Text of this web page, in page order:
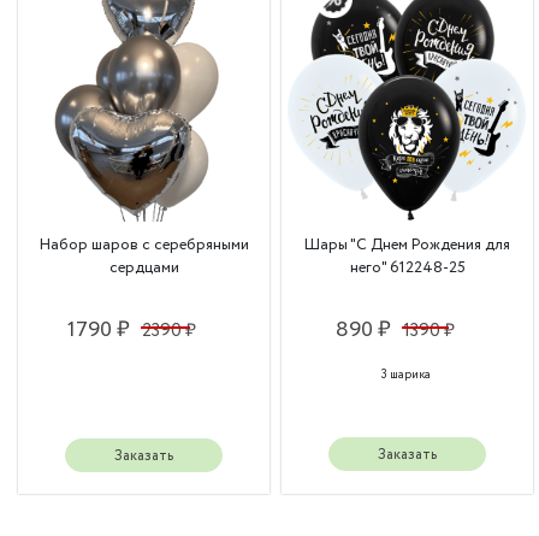
Набор шаров с серебряными
сердцами
1790 ₽ 2390 ₽
Заказать
Шары "С Днем Рождения для
него" 612248-25
890 ₽ 1390 ₽
3 шарика
Заказать